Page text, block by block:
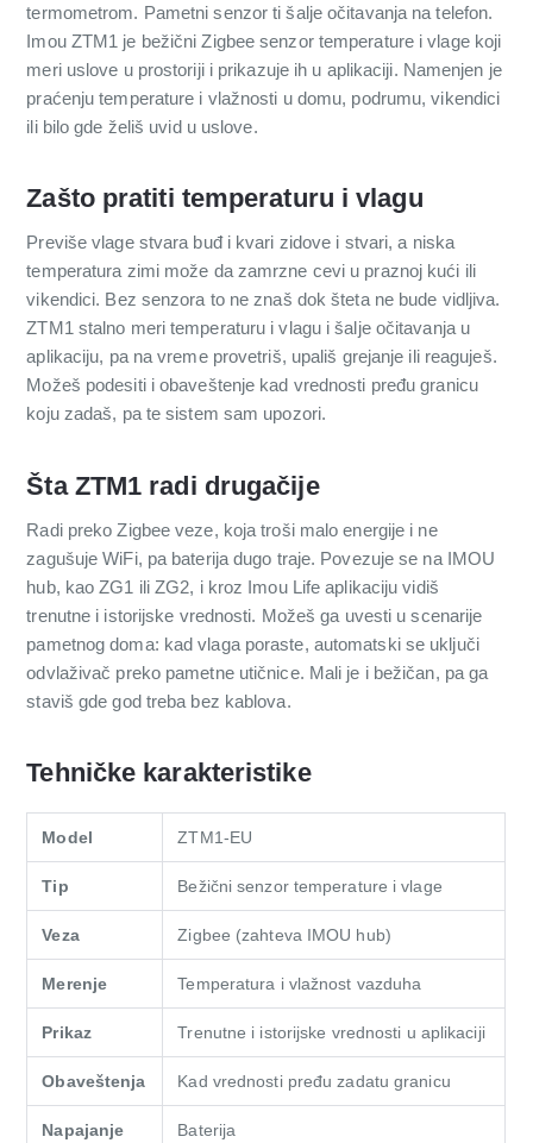
termometrom. Pametni senzor ti šalje očitavanja na telefon.
Imou ZTM1 je bežični Zigbee senzor temperature i vlage koji
meri uslove u prostoriji i prikazuje ih u aplikaciji. Namenjen je
praćenju temperature i vlažnosti u domu, podrumu, vikendici
ili bilo gde želiš uvid u uslove.
Zašto pratiti temperaturu i vlagu
Previše vlage stvara buđ i kvari zidove i stvari, a niska
temperatura zimi može da zamrzne cevi u praznoj kući ili
vikendici. Bez senzora to ne znaš dok šteta ne bude vidljiva.
ZTM1 stalno meri temperaturu i vlagu i šalje očitavanja u
aplikaciju, pa na vreme provetriš, upališ grejanje ili reaguješ.
Možeš podesiti i obaveštenje kad vrednosti pređu granicu
koju zadaš, pa te sistem sam upozori.
Šta ZTM1 radi drugačije
Radi preko Zigbee veze, koja troši malo energije i ne
zagušuje WiFi, pa baterija dugo traje. Povezuje se na IMOU
hub, kao ZG1 ili ZG2, i kroz Imou Life aplikaciju vidiš
trenutne i istorijske vrednosti. Možeš ga uvesti u scenarije
pametnog doma: kad vlaga poraste, automatski se uključi
odvlaživač preko pametne utičnice. Mali je i bežičan, pa ga
staviš gde god treba bez kablova.
Tehničke karakteristike
Model ZTM1-EU
Tip Bežični senzor temperature i vlage
Veza Zigbee (zahteva IMOU hub)
Merenje Temperatura i vlažnost vazduha
Prikaz Trenutne i istorijske vrednosti u aplikaciji
Obaveštenja Kad vrednosti pređu zadatu granicu
Napajanje Baterija